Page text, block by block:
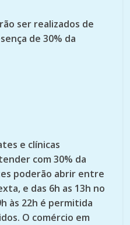
ser realizados de
de 30% da
e clínicas
com 30% da
poderão abrir entre
e das 6h as 13h no
às 22h é permitida
O comércio em